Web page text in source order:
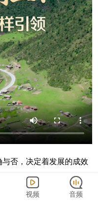
否，决定着发展的成效
局、起好步？如何一步
视频 音频